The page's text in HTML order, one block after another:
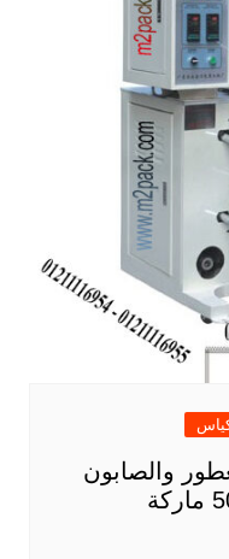
والصابون
السائل اتوماتيك موديل 505 ماركة